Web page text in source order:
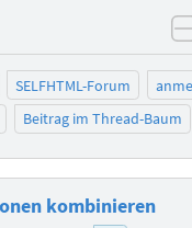
SELFHTML-Forum
Beitrag im Thread-Baum
kombinieren